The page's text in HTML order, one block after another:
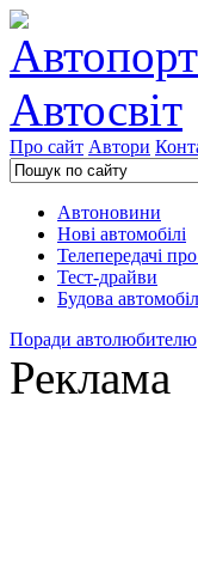
Про сайт Автори
Автоновини
Нові автомобілі
Телепередачі
Тест-драйви
Будова
Поради автолюбителю
Реклама